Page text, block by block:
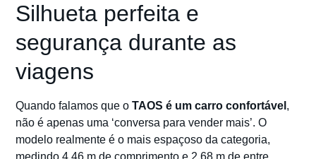
Silhueta perfeita e
segurança durante as
viagens
Quando falamos que oTAOS é um carro confortável ,
não é apenas uma ‘conversa para vender mais’. O
modelo realmente é o mais espaçoso da categoria,